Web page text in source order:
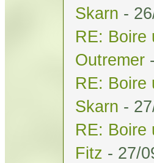
Skarn -
RE: Boire
Outremer
RE: Boire
Skarn -
RE: Boire
Fitz - 27/